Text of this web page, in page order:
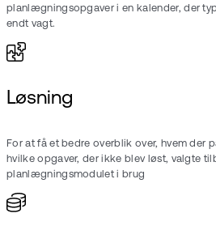
planlægningsopgaver i en kalender, der
endt vagt.
Løsning
For at få et bedre overblik over, hvem der
hvilke opgaver, der ikke blev løst, valgte
planlægningsmodulet i brug